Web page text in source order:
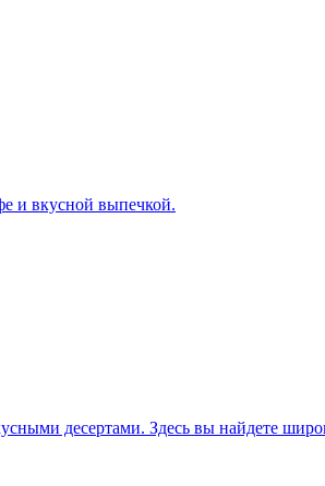
и вкусной выпечкой.
десертами. Здесь вы найдете